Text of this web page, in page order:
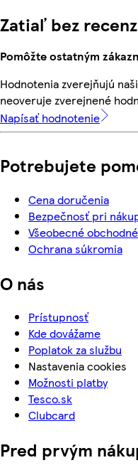
Zatiaľ bez
Pomôžte ostatným
Hodnotenia zverejňujú
neoveruje zverejnené
Napísať hodnotenie
Potrebujete
Cena doručenia
Bezpečnosť pri
Všeobecné
Ochrana súkromia
O nás
Prístupnosť
Kde dovážame
Poplatok za službu
Nastavenia cookies
Možnosti platby
Tesco.sk
Clubcard
Pred prvým